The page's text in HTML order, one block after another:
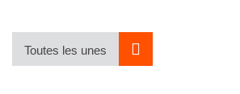
Toutes les unes